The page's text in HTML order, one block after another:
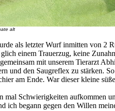
alt
als letzter Wurf inmitten von 2
einem Trauerzug, keine
mit unserem Tierarzt
und den Saugreflex zu stärken.
am Ende. War dieser kleine
Schwierigkeiten aufkommen
begann gegen den Willen